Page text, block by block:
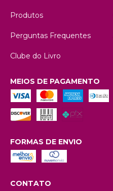
Produtos
Perguntas Frequentes
Clube do Livro
MEIOS DE PAGAMENTO
FORMAS DE ENVIO
CONTATO